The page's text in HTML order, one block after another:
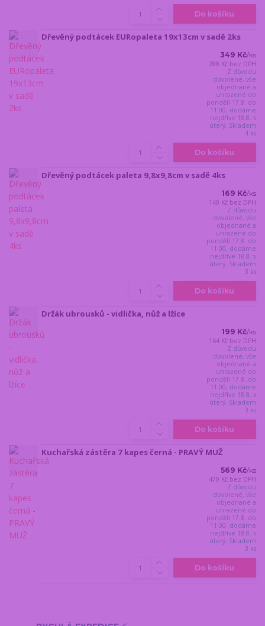
Do košíku
Dřevěný podtácek EURopaleta 19x13cm v sadě 2ks
349 Kč/ks
288 Kč bez DPH
Z důvodu
dovolené, vše
objednané a
uhrazené do
pondělí 17.8. do
11:00, dodáme
nejdříve 18.8. v
úterý. Skladem
4 ks
Do košíku
Dřevěný podtácek paleta 9,8x9,8cm v sadě 4ks
169 Kč/ks
140 Kč bez DPH
Z důvodu
dovolené, vše
objednané a
uhrazené do
pondělí 17.8. do
11:00, dodáme
nejdříve 18.8. v
úterý. Skladem
3 ks
Do košíku
Držák ubrousků - vidlička, nůž a lžíce
199 Kč/ks
164 Kč bez DPH
Z důvodu
dovolené, vše
objednané a
uhrazené do
pondělí 17.8. do
11:00, dodáme
nejdříve 18.8. v
úterý. Skladem
3 ks
Do košíku
Kuchařská zástěra 7 kapes černá - PRAVÝ MUŽ
569 Kč/ks
470 Kč bez DPH
Z důvodu
dovolené, vše
objednané a
uhrazené do
pondělí 17.8. do
11:00, dodáme
nejdříve 18.8. v
úterý. Skladem
3 ks
Do košíku